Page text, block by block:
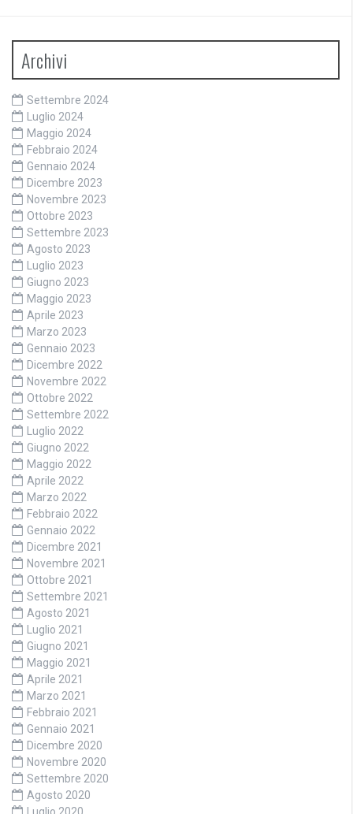
Archivi
Settembre 2024
Luglio 2024
Maggio 2024
Febbraio 2024
Gennaio 2024
Dicembre 2023
Novembre 2023
Ottobre 2023
Settembre 2023
Agosto 2023
Luglio 2023
Giugno 2023
Maggio 2023
Aprile 2023
Marzo 2023
Gennaio 2023
Dicembre 2022
Novembre 2022
Ottobre 2022
Settembre 2022
Luglio 2022
Giugno 2022
Maggio 2022
Aprile 2022
Marzo 2022
Febbraio 2022
Gennaio 2022
Dicembre 2021
Novembre 2021
Ottobre 2021
Settembre 2021
Agosto 2021
Luglio 2021
Giugno 2021
Maggio 2021
Aprile 2021
Marzo 2021
Febbraio 2021
Gennaio 2021
Dicembre 2020
Novembre 2020
Settembre 2020
Agosto 2020